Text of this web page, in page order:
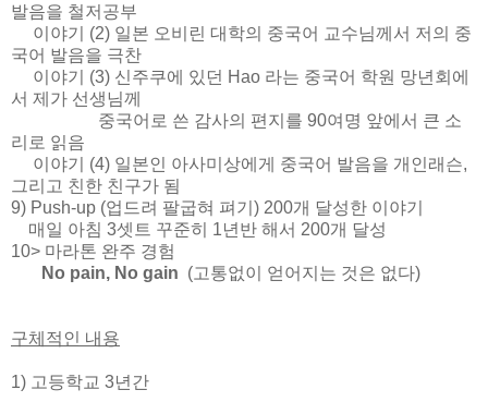
발음을 철저공부
이야기 (2) 일본 오비린 대학의 중국어 교수님께서 저의 중
국어 발음을 극찬
이야기 (3) 신주쿠에 있던 Hao 라는 중국어 학원 망년회에
서 제가 선생님께
중국어로 쓴 감사의 편지를 90여명 앞에서 큰 소
리로 읽음
이야기 (4) 일본인 아사미상에게 중국어 발음을 개인래슨,
그리고 친한 친구가 됨
9) Push-up (업드려 팔굽혀 펴기) 200개 달성한 이야기
매일 아침 3셋트 꾸준히 1년반 해서 200개 달성
10> 마라톤 완주 경험
No pain, No gain (고통없이 얻어지는 것은 없다)
구체적인 내용
1) 고등학교 3년간